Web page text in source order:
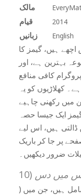
مالک
قیام 2014
زبانیں English
اچھے ہیں، گیمز کا
بہترین ہے، اور
پروگرام کافی منافع
کھلاڑیوں کو یہ
میں رکھنی چاہیے
ایک جیسا حصہ
ڈالتی ہیں، اس لیے
پر جا کر باریک
ضرور دیکھیں۔
میں دس (10
) لیولز شامل ہیں، جن میں